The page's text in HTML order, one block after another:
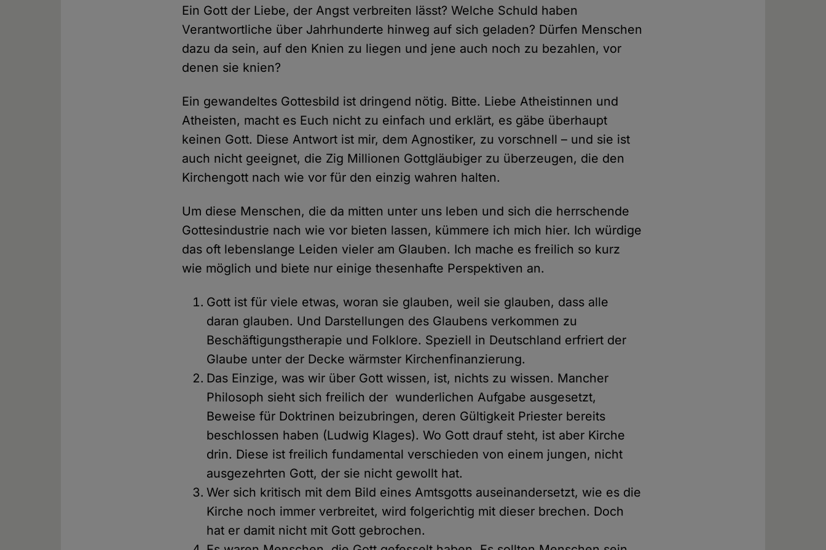
Ein Gott der Liebe, der Angst verbreiten lässt? Welche Schuld haben
Verantwortliche über Jahrhunderte hinweg auf sich geladen? Dürfen Menschen
dazu da sein, auf den Knien zu liegen und jene auch noch zu bezahlen, vor
denen sie knien?
Ein gewandeltes Gottesbild ist dringend nötig. Bitte. Liebe Atheistinnen und
Atheisten, macht es Euch nicht zu einfach und erklärt, es gäbe überhaupt
keinen Gott. Diese Antwort ist mir, dem Agnostiker, zu vorschnell – und sie ist
auch nicht geeignet, die Zig Millionen Gottgläubiger zu überzeugen, die den
Kirchengott nach wie vor für den einzig wahren halten.
Um diese Menschen, die da mitten unter uns leben und sich die herrschende
Gottesindustrie nach wie vor bieten lassen, kümmere ich mich hier. Ich würdige
das oft lebenslange Leiden vieler am Glauben. Ich mache es freilich so kurz
wie möglich und biete nur einige thesenhafte Perspektiven an.
Gott ist für viele etwas, woran sie glauben, weil sie glauben, dass alle
daran glauben. Und Darstellungen des Glaubens verkommen zu
Beschäftigungstherapie und Folklore. Speziell in Deutschland erfriert der
Glaube unter der Decke wärmster Kirchenfinanzierung.
Das Einzige, was wir über Gott wissen, ist, nichts zu wissen. Mancher
Philosoph sieht sich freilich der wunderlichen Aufgabe ausgesetzt,
Beweise für Doktrinen beizubringen, deren Gültigkeit Priester bereits
beschlossen haben (Ludwig Klages). Wo Gott drauf steht, ist aber Kirche
drin. Diese ist freilich fundamental verschieden von einem jungen, nicht
ausgezehrten Gott, der sie nicht gewollt hat.
Wer sich kritisch mit dem Bild eines Amtsgotts auseinandersetzt, wie es die
Kirche noch immer verbreitet, wird folgerichtig mit dieser brechen. Doch
hat er damit nicht mit Gott gebrochen.